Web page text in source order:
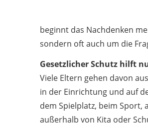
beginnt das Nachdenken
sondern oft auch um die
Gesetzlicher Schutz hilft
Viele Eltern gehen davon
in der Einrichtung und auf
dem Spielplatz, beim Sport,
außerhalb von Kita oder